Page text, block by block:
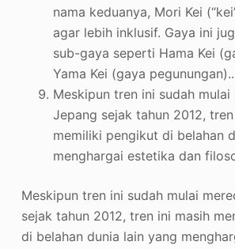
nama keduanya, Mori Kei
agar lebih inklusif. Gaya ini
sub-gaya seperti Hama Kei
Yama Kei (gaya pegunungan)..
Meskipun tren ini sudah mulai
Jepang sejak tahun 2012,
memiliki pengikut di belahan
menghargai estetika dan
Meskipun tren ini sudah mulai
sejak tahun 2012, tren ini masih
di belahan dunia lain yang